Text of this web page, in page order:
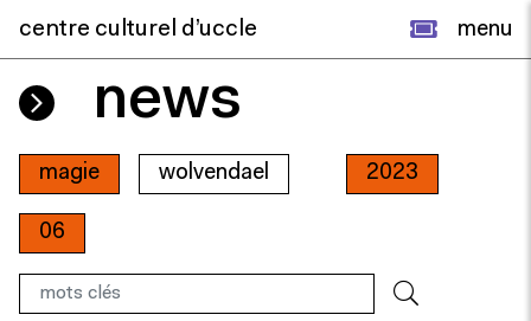
centre culturel d’uccle menu
news
magie wolvendael 2023
06